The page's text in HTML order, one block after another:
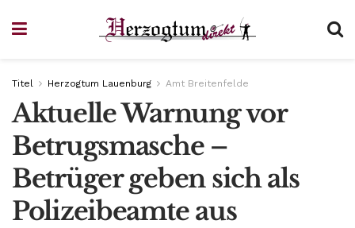
Titel Herzogtum Lauenburg Amt Breitenfelde
Aktuelle Warnung vor
Betrugsmasche –
Betrüger geben sich als
Polizeibeamte aus